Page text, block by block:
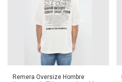
Remera Oversize Hombre